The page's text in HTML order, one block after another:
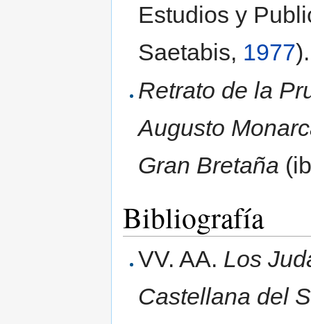
Estudios y
Saetabis, 1977).
Retrato de la
Augusto
Gran Bretaña
Bibliografía
VV. AA. Los
Castellana del